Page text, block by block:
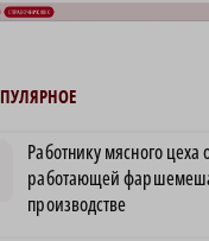
Работнику мясного цеха
работающей
производстве